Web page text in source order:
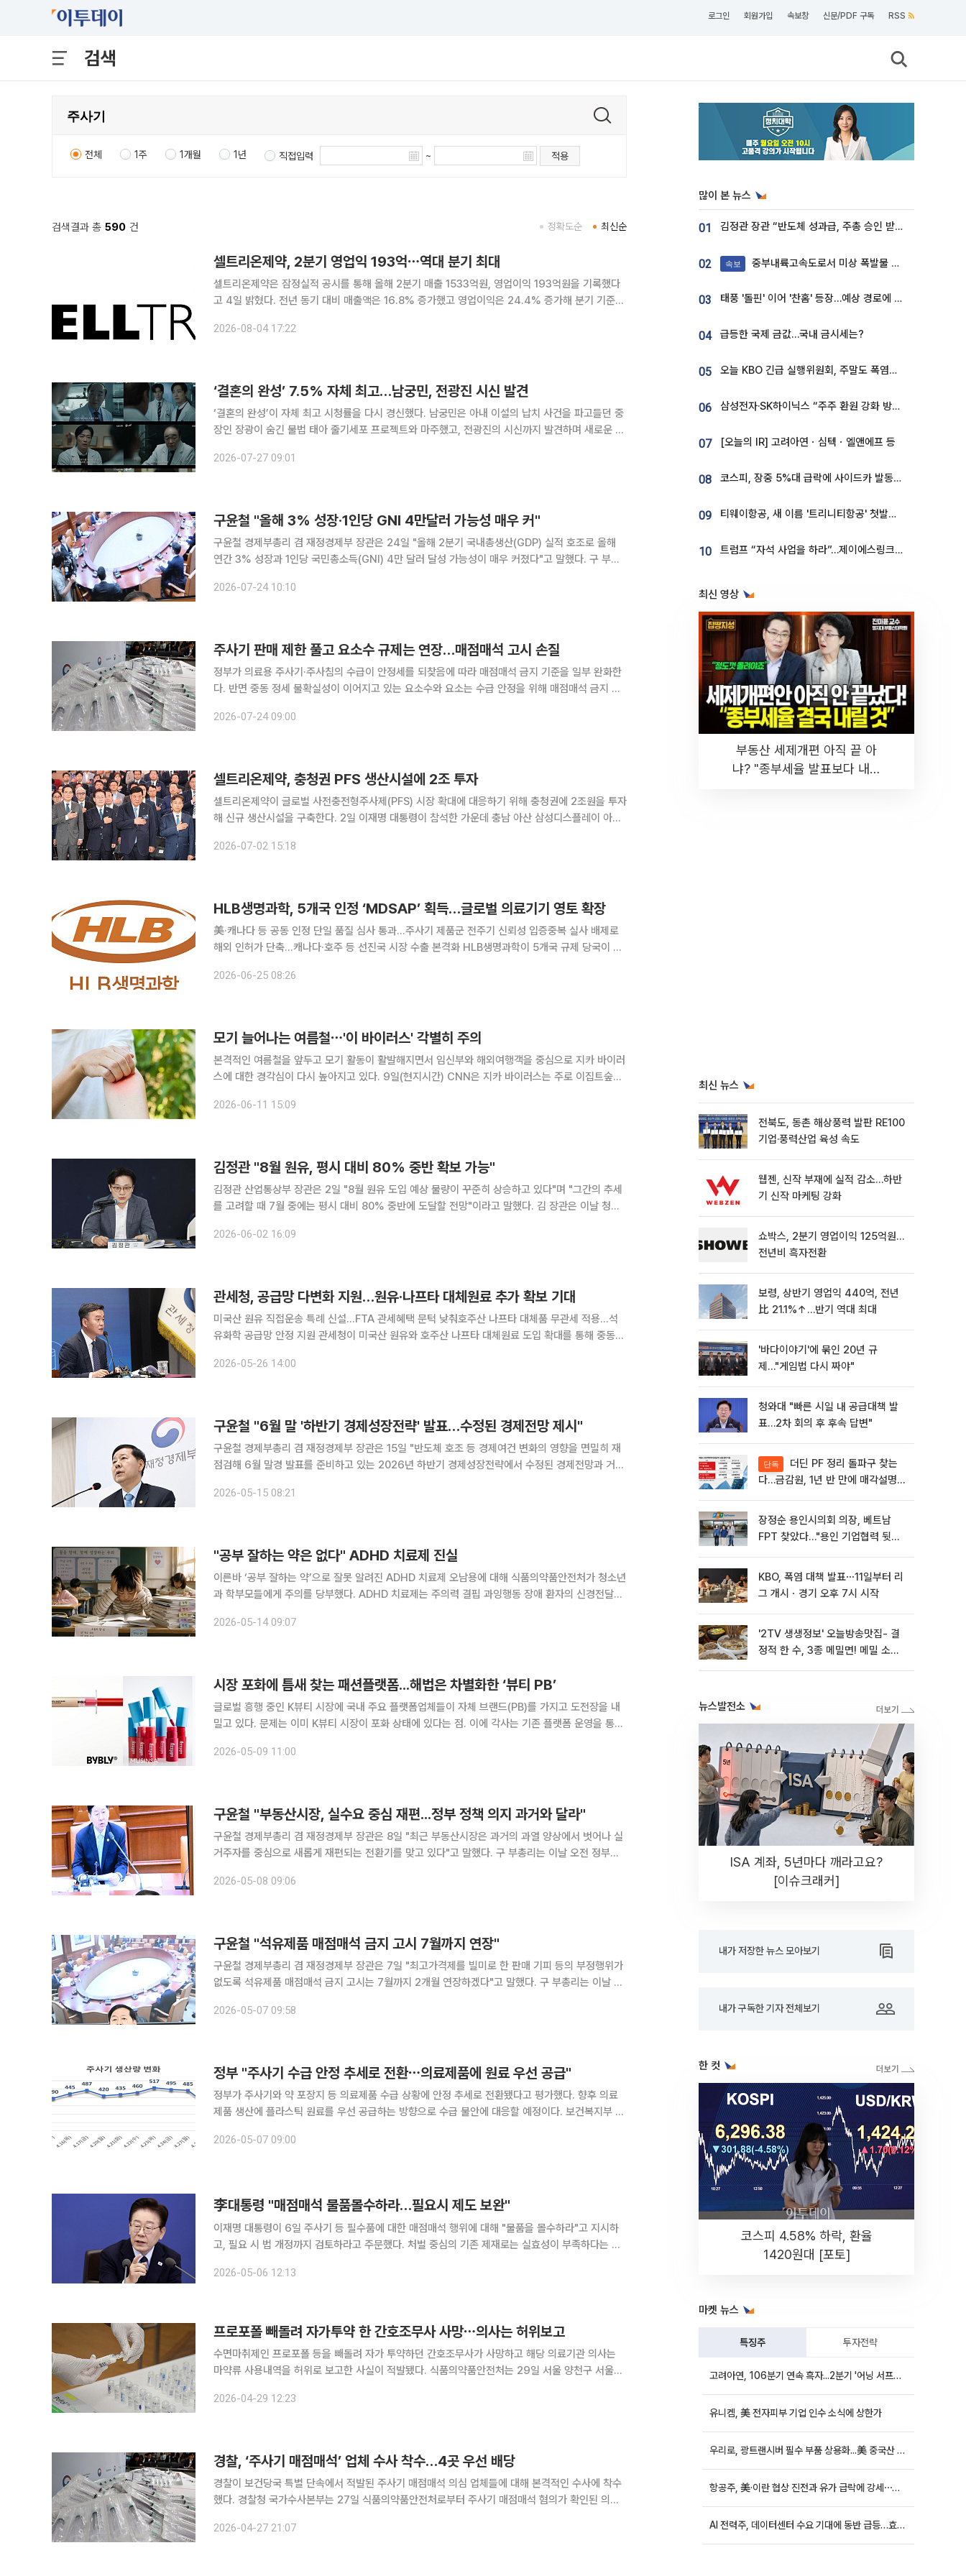
로그인 회원가입 속보창 신문/PDF 구독 RSS
검색
전체 1주 1개월 1년 직접입력 ~ 적용
검색결과 총 590 건 최신순
정확도순
셀트리온제약, 2분기 영업익 193억⋯역대 분기 최대
셀트리온제약은 잠정실적 공시를 통해 올해 2분기 매출 1533억원, 영업이익 193억원을 기록했다
고 4일 밝혔다. 전년 동기 대비 매출액은 16.8% 증가했고 영업이익은 24.4% 증가해 분기 기준
케미컬 의약품의 안정적인 판매 실적과 바이오시밀러
2026-08-04 17:22
‘결혼의 완성’ 7.5% 자체 최고…남궁민, 전광진 시신 발견
‘결혼의 완성’이 자체 최고 시청률을 다시 경신했다. 남궁민은 아내 이설의 납치 사건을 파고들던 중
장인 장광이 숨긴 불법 태아 줄기세포 프로젝트와 마주했고, 전광진의 시신까지 발견하며 새로운 사
즈 ‘결혼의 완성’ 8회는 전국 가구 시청률 7.5%, 분당 최
2026-07-27 09:01
구윤철 "올해 3% 성장·1인당 GNI 4만달러 가능성 매우 커"
구윤철 경제부총리 겸 재정경제부 장관은 24일 "올해 2분기 국내총생산(GDP) 실적 호조로 올해
연간 3% 성장과 1인당 국민총소득(GNI) 4만 달러 달성 가능성이 매우 커졌다"고 말했다. 구 부총
서 "2분기 GDP는 전기 대비 0.6% 증가해 1분
2026-07-24 10:10
주사기 판매 제한 풀고 요소수 규제는 연장…매점매석 고시 손질
정부가 의료용 주사기·주사침의 수급이 안정세를 되찾음에 따라 매점매석 금지 기준을 일부 완화한
다. 반면 중동 정세 불확실성이 이어지고 있는 요소수와 요소는 수급 안정을 위해 매점매석 금지 조
에서 '주사기·주사침 및 요소수·요소 매점매석금지 고시 운영방안'을
2026-07-24 09:00
셀트리온제약, 충청권 PFS 생산시설에 2조 투자
셀트리온제약이 글로벌 사전충전형주사제(PFS) 시장 확대에 대응하기 위해 충청권에 2조원을 투자
해 신규 생산시설을 구축한다. 2일 이재명 대통령이 참석한 가운데 충남 아산 삼성디스플레이 아산
2026-07-02 15:18
HLB생명과학, 5개국 인정 ‘MDSAP’ 획득…글로벌 의료기기 영토 확장
美·캐나다 등 공동 인정 단일 품질 심사 통과…주사기 제품군 전주기 신뢰성 입증중복 실사 배제로
해외 인허가 단축…캐나다·호주 등 선진국 시장 수출 본격화 HLB생명과학이 5개국 규제 당국이 공
장 공략에 속도를 낸다. 국가별 중복 실사 부담을 덜고 품질 신뢰성을
2026-06-25 08:26
모기 늘어나는 여름철⋯'이 바이러스' 각별히 주의
본격적인 여름철을 앞두고 모기 활동이 활발해지면서 임신부와 해외여행객을 중심으로 지카 바이러
스에 대한 경각심이 다시 높아지고 있다. 9일(현지시간) CNN은 지카 바이러스는 주로 이집트숲모
2026-06-11 15:09
김정관 "8월 원유, 평시 대비 80% 중반 확보 가능"
김정관 산업통상부 장관은 2일 "8월 원유 도입 예상 물량이 꾸준히 상승하고 있다"며 "그간의 추세
를 고려할 때 7월 중에는 평시 대비 80% 중반에 도달할 전망"이라고 말했다. 김 장관은 이날 청와
동향을 보고하며 이같이 밝혔다. 그는 "5∼7월 원유는 전
2026-06-02 16:09
관세청, 공급망 다변화 지원…원유·나프타 대체원료 추가 확보 기대
미국산 원유 직접운송 특례 신설…FTA 관세혜택 문턱 낮춰호주산 나프타 대체품 무관세 적용…석
유화학 공급망 안정 지원 관세청이 미국산 원유와 호주산 나프타 대체원료 도입 확대를 통해 중동
효과가 기대되고 호주산 나프타 대체원료는 연간 약 250만 톤 규모
2026-05-26 14:00
구윤철 "6월 말 '하반기 경제성장전략' 발표…수정된 경제전망 제시"
구윤철 경제부총리 겸 재정경제부 장관은 15일 "반도체 호조 등 경제여건 변화의 영향을 면밀히 재
점검해 6월 말경 발표를 준비하고 있는 2026년 하반기 경제성장전략에서 수정된 경제전망과 거시
겸 경제관계장관회의에서 "중동전쟁의 교훈을 발판삼아 경제안보 강화와 에너
2026-05-15 08:21
"공부 잘하는 약은 없다" ADHD 치료제 진실
이른바 ‘공부 잘하는 약’으로 잘못 알려진 ADHD 치료제 오남용에 대해 식품의약품안전처가 청소년
과 학부모들에게 주의를 당부했다. ADHD 치료제는 주의력 결핍 과잉행동 장애 환자의 신경전달물
녕 두통과 불안, 수면장애, 환각 등 부작용이 나타날 수 있다는 경고다
2026-05-14 09:07
시장 포화에 틈새 찾는 패션플랫폼...해법은 차별화한 ‘뷰티 PB’
글로벌 흥행 중인 K뷰티 시장에 국내 주요 플랫폼업체들이 자체 브랜드(PB)를 가지고 도전장을 내
밀고 있다. 문제는 이미 K뷰티 시장이 포화 상태에 있다는 점. 이에 각사는 기존 플랫폼 운영을 통해
2026-05-09 11:00
구윤철 "부동산시장, 실수요 중심 재편...정부 정책 의지 과거와 달라"
구윤철 경제부총리 겸 재정경제부 장관은 8일 "최근 부동산시장은 과거의 과열 양상에서 벗어나 실
거주자를 중심으로 새롭게 재편되는 전환기를 맞고 있다"고 말했다. 구 부총리는 이날 오전 정부서
이 나타날 수 있다는 우려가 있으나 정부의 정책 의지는 과거와 다르다"
2026-05-08 09:06
구윤철 "석유제품 매점매석 금지 고시 7월까지 연장"
구윤철 경제부총리 겸 재정경제부 장관은 7일 "최고가격제를 빌미로 한 판매 기피 등의 부정행위가
없도록 석유제품 매점매석 금지 고시는 7월까지 2개월 연장하겠다"고 말했다. 구 부총리는 이날 오
품은 물론 먹거리, 의약품, 의료기기 등 민생 밀접품목의 가격과
2026-05-07 09:58
정부 "주사기 수급 안정 추세로 전환⋯의료제품에 원료 우선 공급"
정부가 주사기와 약 포장지 등 의료제품 수급 상황에 안정 추세로 전환됐다고 평가했다. 향후 의료
제품 생산에 플라스틱 원료를 우선 공급하는 방향으로 수급 불안에 대응할 예정이다. 보건복지부 등
2026-05-07 09:00
李대통령 "매점매석 물품몰수하라…필요시 제도 보완"
이재명 대통령이 6일 주사기 등 필수품에 대한 매점매석 행위에 대해 "물품을 몰수하라"고 지시하
고, 필요 시 법 개정까지 검토하라고 주문했다. 처벌 중심의 기존 제재로는 실효성이 부족하다는 판
으로 매점매석이 발각되면 물건을 몰수하라"면서 이같이 밝혔다.
2026-05-06 12:13
프로포폴 빼돌려 자가투약 한 간호조무사 사망⋯의사는 허위보고
수면마취제인 프로포폴 등을 빼돌려 자가 투약하던 간호조무사가 사망하고 해당 의료기관 의사는
마약류 사용내역을 허위로 보고한 사실이 적발됐다. 식품의약품안전처는 29일 서울 양천구 서울식
투약한 간호조무사 A씨와 마약류통합관리시스템(NIMS)에 투약내역을 허위 보고
2026-04-29 12:23
경찰, ‘주사기 매점매석’ 업체 수사 착수…4곳 우선 배당
경찰이 보건당국 특별 단속에서 적발된 주사기 매점매석 의심 업체들에 대해 본격적인 수사에 착수
했다. 경찰청 국가수사본부는 27일 식품의약품안전처로부터 주사기 매점매석 혐의가 확인된 의료
2026-04-27 21:07
많이 본 뉴스
01 김정관 장관 “반도체 성과급, 주총 승인 받도록”…상법·자본시장법 개정 시사
02 속보 중부내륙고속도로서 미상 폭발물 발견
03 태풍 '돌핀' 이어 '찬홈' 등장…예상 경로에 한국 '한숨'
04 급등한 국제 금값…국내 금시세는?
05 오늘 KBO 긴급 실행위원회, 주말도 폭염취소 될까
06 삼성전자·SK하이닉스 “주주 환원 강화 방안 마련”
07 [오늘의 IR] 고려아연ㆍ심텍ㆍ엘앤에프 등
08 코스피, 장중 5%대 급락에 사이드카 발동…삼성·SK 동반 폭락
09 티웨이항공, 새 이름 '트리니티항공' 첫발…SSC 전략 본격화
10 트럼프 “자석 사업을 하라”…제이에스링크, 비중국 영구자석 공급망 구축 속도
최신 영상
부동산 세제개편 아직 끝 아
냐? "종부세율 발표보다 내릴
최신 뉴스
전북도, 동촌 해상풍력 발판 RE100
기업·풍력산업 육성 속도
웹젠, 신작 부재에 실적 감소…하반
기 신작 마케팅 강화
쇼박스, 2분기 영업이익 125억원…
전년비 흑자전환
보령, 상반기 영업익 440억, 전년
比 21.1%↑…반기 역대 최대
'바다이야기'에 묶인 20년 규
제…"게임법 다시 짜야"
청와대 "빠른 시일 내 공급대책 발
표…2차 회의 후 후속 답변"
단독
다…금감원, 1년 반 만에 매각설명회
장정순 용인시의회 의장, 베트남
FPT 찾았다…"용인 기업협력 뒷받
KBO, 폭염 대책 발표⋯11일부터 리
그 개시ㆍ경기 오후 7시 시작
'2TV 생생정보' 오늘방송맛집- 결
정적 한 수, 3종 메밀면! 메밀 소바
뉴스발전소
ISA 계좌, 5년마다 깨라고요?
[이슈크래커]
내가 저장한 뉴스 모아보기
내가 구독한 기자 전체보기
한 컷
코스피 4.58% 하락, 환율
1420원대 [포토]
마켓 뉴스
특징주 투자전략
고려아연, 106분기 연속 흑자...2분기 '어닝 서프라이즈'에 장 초반 12%대 강세
유니켐, 美 전자피부 기업 인수 소식에 상한가
우리로, 광트랜시버 필수 부품 상용화...美 중국산 퇴출 추진에 상승세
항공주, 美·이란 협상 진전과 유가 급락에 강세⋯한진칼 8%↑
AI 전력주, 데이터센터 수요 기대에 동반 급등…효성중공업 10%↑